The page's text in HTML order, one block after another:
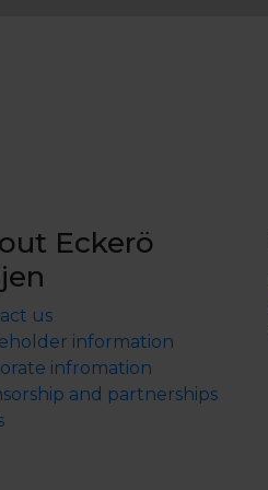
Eckerö
us
information
infromation
and partnerships